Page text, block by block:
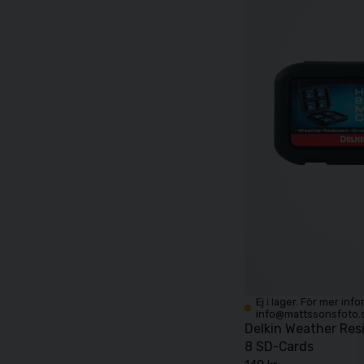
Ej i lager. För mer
Delkin Weather
8 SD-Cards